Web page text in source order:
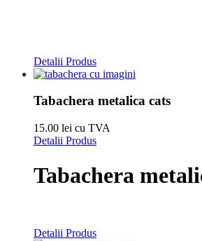
Detalii Produs
Tabachera metalica cats
15.00 lei cu TVA
Detalii Produs
Tabachera
Detalii Produs